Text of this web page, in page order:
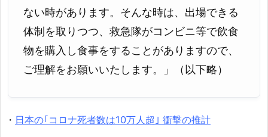
ない時があります。そんな時は、出場できる
体制を取りつつ、救急隊がコンビニ等で飲食
物を購入し食事をすることがありますので、
ご理解をお願いいたします。」（以下略）
・ 日本の｢コロナ死者数は10万人超｣ 衝撃の推計